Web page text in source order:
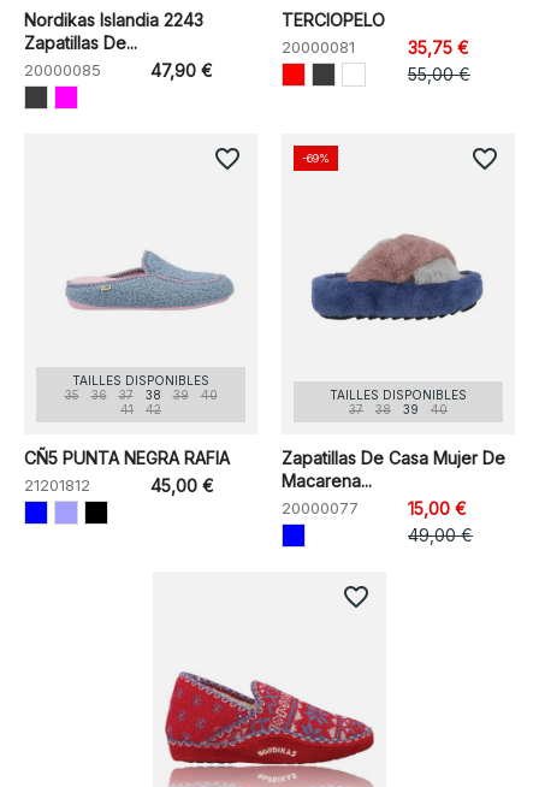
Nordikas Islandia 2243
Zapatillas De...
20000085 47,90 €
TERCIOPELO
20000081
35,75 €
55,00 €
TAILLES DISPONIBLES
35
36 37 38 39
40
41
42
CÑ5 PUNTA NEGRA RAFIA
21201812 45,00 €
favorite_border
TAILLES DISPONIBLES
37
38 39 40
Zapatillas De Casa Mujer De
Macarena...
20000077
15,00 €
49,00 €
-69% favorite_border
favorite_border